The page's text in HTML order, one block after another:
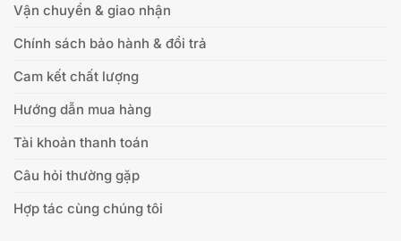
Vận chuyển & giao nhận
Chính sách bảo hành & đổi trả
Cam kết chất lượng
Hướng dẫn mua hàng
Tài khoản thanh toán
Câu hỏi thường gặp
Hợp tác cùng chúng tôi